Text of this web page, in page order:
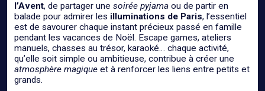
l’Avent, de partager une soirée pyjama ou de partir en
balade pour admirer les illuminations de Paris, l’essentiel
est de savourer chaque instant précieux passé en famille
pendant les vacances de Noël. Escape games, ateliers
manuels, chasses au trésor, karaoké… chaque activité,
qu’elle soit simple ou ambitieuse, contribue à créer une
atmosphère magique et à renforcer les liens entre petits et
grands.